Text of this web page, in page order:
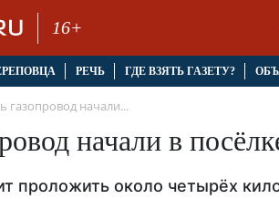
16+
РЕЧЬ ГДЕ ВЗЯТЬ ГАЗЕТУ?
газопровод начали...
начали в
проложить около четырёх